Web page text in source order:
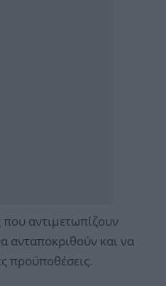
που αντιμετωπίζουν
ανταποκριθούν και να
προϋποθέσεις.